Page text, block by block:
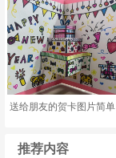
送给朋友的贺卡图片简单
推荐内容